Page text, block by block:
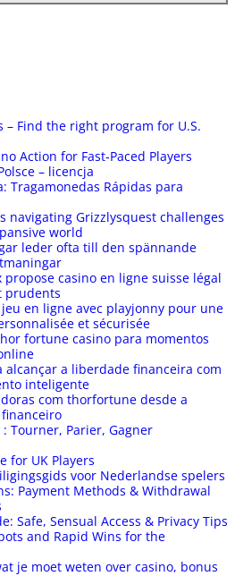
– Find the right program for U.S.
Action for Fast‑Paced Players
– licencja
Tragamonedas Rápidas para
navigating Grizzlysquest challenges
world
leder ofta till den spännande
casino en ligne suisse légal
prudents
en ligne avec playjonny pour une
et sécurisée
fortune casino para momentos
alcançar a liberdade financeira com
inteligente
com thorfortune desde a
: Tourner, Parier, Gagner
for UK Players
voor Nederlandse spelers
Payment Methods & Withdrawal
Safe, Sensual Access & Privacy Tips
and Rapid Wins for the
je moet weten over casino, bonus